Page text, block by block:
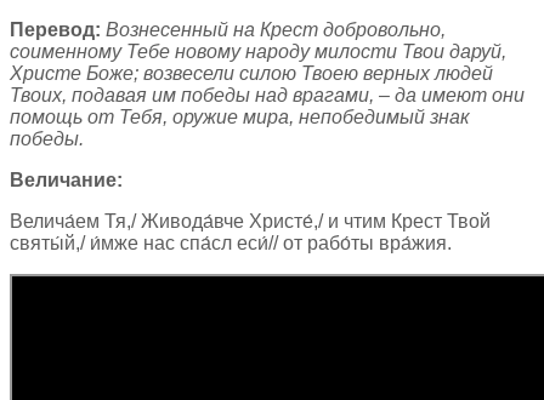
Перевод: Вознесенный на Крест добровольно,
соименному Тебе новому народу милости Твои даруй,
Христе Боже; возвесели силою Твоею верных людей
Твоих, подавая им победы над врагами, – да имеют они
помощь от Тебя, оружие мира, непобедимый знак
победы.
Величание:
Велича́ем Тя,/ Живода́вче Христе́,/ и чтим Крест Твой
святы́й,/ и́мже нас спа́сл еси́// от рабо́ты вра́жия.